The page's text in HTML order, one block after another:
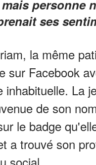
personne
ses
la même
sur Facebook
inhabituelle. La
de son
le badge
a trouvé son